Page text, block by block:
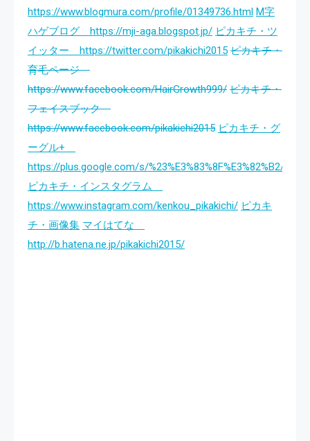
https://www.blogmura.com/profile/01349736.html M字
ハゲブログ https://mji-aga.blogspot.jp/ ピカキチ・ツ
イッター https://twitter.com/pikakichi2015 ピカキチ・
育毛ページ
https://www.facebook.com/HairGrowth999/ ピカキチ・
フェイスブック
https://www.facebook.com/pikakichi2015 ピカキチ・グ
ーグル+
https://plus.google.com/s/%23%E3%83%8F%E3%82%B2/posts
ピカキチ・インスタグラム
https://www.instagram.com/kenkou_pikakichi/ ピカキ
チ・画像集 マイはてな
http://b.hatena.ne.jp/pikakichi2015/